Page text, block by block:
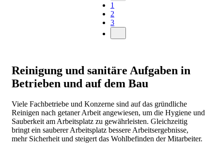
1
2
3
Reinigung und sanitäre Aufgaben in
Betrieben und auf dem Bau
Viele Fachbetriebe und Konzerne sind auf das gründliche
Reinigen nach getaner Arbeit angewiesen, um die Hygiene und
Sauberkeit am Arbeitsplatz zu gewährleisten. Gleichzeitig
bringt ein sauberer Arbeitsplatz bessere Arbeitsergebnisse,
mehr Sicherheit und steigert das Wohlbefinden der Mitarbeiter.